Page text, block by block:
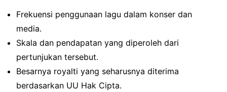
Frekuensi penggunaan lagu dalam konser dan
media.
Skala dan pendapatan yang diperoleh dari
pertunjukan tersebut.
Besarnya royalti yang seharusnya diterima
berdasarkan UU Hak Cipta.